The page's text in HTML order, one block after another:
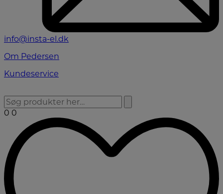
info@insta-el.dk
Om Pedersen
Kundeservice
0 0